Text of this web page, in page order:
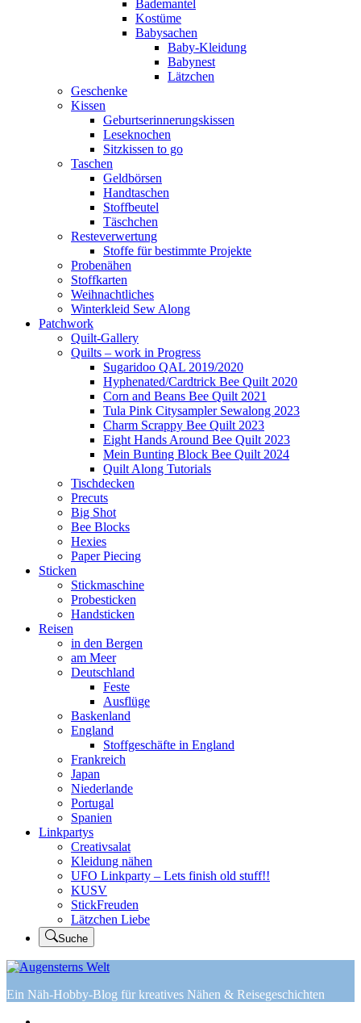
Bademantel
Kostüme
Babysachen
Baby-Kleidung
Babynest
Lätzchen
Geschenke
Kissen
Geburtserinnerungskissen
Leseknochen
Sitzkissen to go
Taschen
Geldbörsen
Handtaschen
Stoffbeutel
Täschchen
Resteverwertung
Stoffe für bestimmte Projekte
Probenähen
Stoffkarten
Weihnachtliches
Winterkleid Sew Along
Patchwork
Quilt-Gallery
Quilts – work in Progress
Sugaridoo QAL 2019/2020
Hyphenated/Cardtrick Bee Quilt 2020
Corn and Beans Bee Quilt 2021
Tula Pink Citysampler Sewalong 2023
Charm Scrappy Bee Quilt 2023
Eight Hands Around Bee Quilt 2023
Mein Bunting Block Bee Quilt 2024
Quilt Along Tutorials
Tischdecken
Precuts
Big Shot
Bee Blocks
Hexies
Paper Piecing
Sticken
Stickmaschine
Probesticken
Handsticken
Reisen
in den Bergen
am Meer
Deutschland
Feste
Ausflüge
Baskenland
England
Stoffgeschäfte in England
Frankreich
Japan
Niederlande
Portugal
Spanien
Linkpartys
Creativsalat
Kleidung nähen
UFO Linkparty – Lets finish old stuff!!
KUSV
StickFreuden
Lätzchen Liebe
Suche
Ein Näh-Hobby-Blog für kreatives Nähen & Reisegeschichten